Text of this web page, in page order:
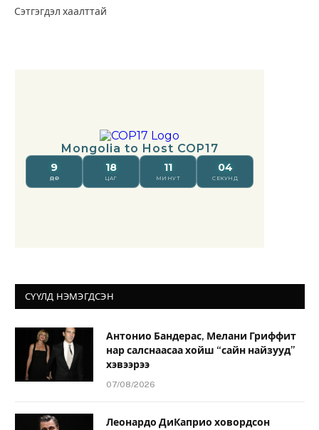
Сэтгэгдэл хаалттай
СҮҮЛД НЭМЭГДСЭН
Антонио Бандерас, Мелани Гриффит
нар салснаасаа хойш “сайн найзууд”
хэвээрээ
07/08/2026
Леонардо ДиКаприо ховордсон